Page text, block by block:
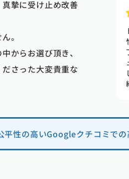
月前
で見てもらい 古いので
便器を交換した方が良
りをしてもらったのです
内容が言っていた事と全
もらえました 来てくれた
しく丁寧に説明してくれ
業してくれた方も 丁寧に
教えてもらいました 本当
摯に受け止め改善
。
からお選び頂き、
さった大変貴重な
平性の高いGoogleクチコミで